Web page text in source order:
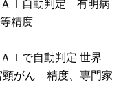
Ｉ自動判定 有明病
精度
Ｉで自動判定 世界
頸がん 精度、専門家